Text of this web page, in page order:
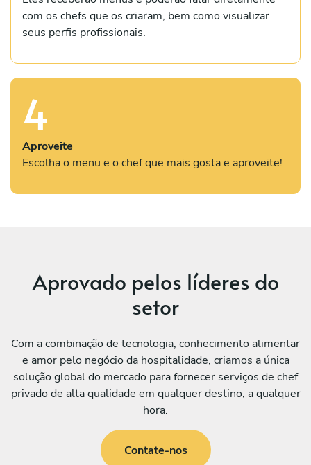
com os chefs que os criaram, bem como visualizar
seus perfis profissionais.
4
Aproveite
Escolha o menu e o chef que mais gosta e aproveite!
Aprovado pelos líderes do
setor
Com a combinação de tecnologia, conhecimento alimentar
e amor pelo negócio da hospitalidade, criamos a única
solução global do mercado para fornecer serviços de chef
privado de alta qualidade em qualquer destino, a qualquer
hora.
Contate-nos